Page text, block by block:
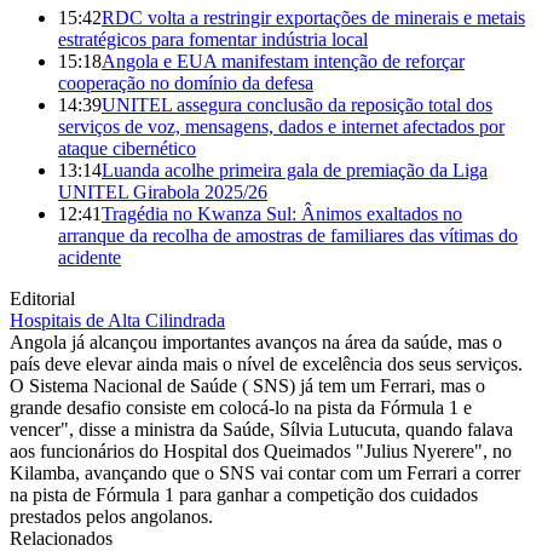
15:42RDC volta a restringir exportações de minerais e metais
estratégicos para fomentar indústria local
15:18Angola e EUA manifestam intenção de reforçar
cooperação no domínio da defesa
14:39UNITEL assegura conclusão da reposição total dos
serviços de voz, mensagens, dados e internet afectados por
ataque cibernético
13:14Luanda acolhe primeira gala de premiação da Liga
UNITEL Girabola 2025/26
12:41Tragédia no Kwanza Sul: Ânimos exaltados no
arranque da recolha de amostras de familiares das vítimas do
acidente
Editorial
Hospitais de Alta Cilindrada
Angola já alcançou importantes avanços na área da saúde, mas o
país deve elevar ainda mais o nível de excelência dos seus serviços.
O Sistema Nacional de Saúde ( SNS) já tem um Ferrari, mas o
grande desafio consiste em colocá-lo na pista da Fórmula 1 e
vencer", disse a ministra da Saúde, Sílvia Lutucuta, quando falava
aos funcionários do Hospital dos Queimados "Julius Nyerere", no
Kilamba, avançando que o SNS vai contar com um Ferrari a correr
na pista de Fórmula 1 para ganhar a competição dos cuidados
prestados pelos angolanos.
Relacionados